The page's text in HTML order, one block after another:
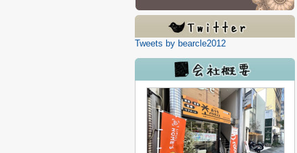
Tweets by bearcle2012